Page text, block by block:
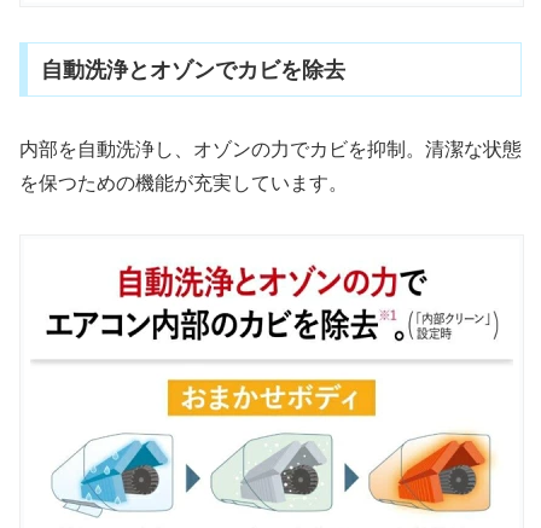
自動洗浄とオゾンでカビを除去
内部を自動洗浄し、オゾンの力でカビを抑制。清潔な状態
を保つための機能が充実しています。